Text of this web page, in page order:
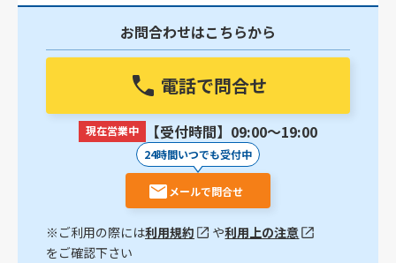
お問合わせはこちらから
電話で問合せ
現在営業中 【受付時間】09:00〜19:00
24時間いつでも受付中
メールで問合せ
※ご利用の際には利用規約 や利用上の注意
をご確認下さい